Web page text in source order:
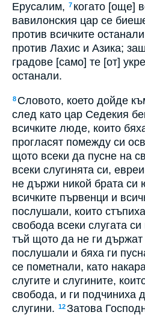
Ерусалим, 7 когато [още]
вавилонския цар се
против всичките
против Лахис и Азика;
градове [само] те [от]
останали.
8 Словото, което дойде
след като цар Седекия
всичките люде, които
прогласят помежду си
щото всеки да пусне на
всеки слугинята си,
не държи никой брата си
всичките първенци и
послушали, които
свобода всеки слугата
тъй щото да не ги държат
послушали и бяха ги
се пометнали, като
слугите и слугините,
свобода, и ги подчиниха
слугини. 12Затова